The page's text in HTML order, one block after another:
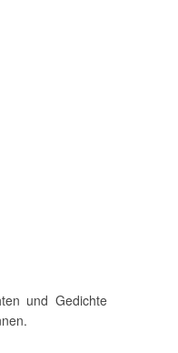
und Gedichte